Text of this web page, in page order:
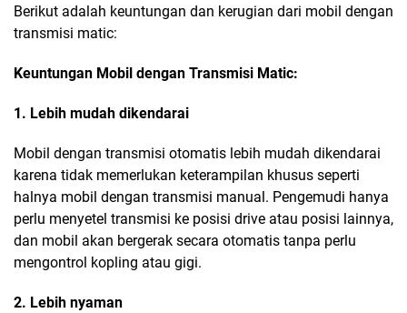
Berikut adalah keuntungan dan kerugian dari mobil dengan
transmisi matic:
Keuntungan Mobil dengan Transmisi Matic:
1. Lebih mudah dikendarai
Mobil dengan transmisi otomatis lebih mudah dikendarai
karena tidak memerlukan keterampilan khusus seperti
halnya mobil dengan transmisi manual. Pengemudi hanya
perlu menyetel transmisi ke posisi drive atau posisi lainnya,
dan mobil akan bergerak secara otomatis tanpa perlu
mengontrol kopling atau gigi.
2. Lebih nyaman